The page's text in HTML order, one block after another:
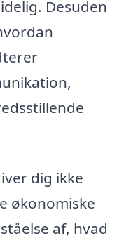
Desuden
dig ikke
økonomiske
af, hvad